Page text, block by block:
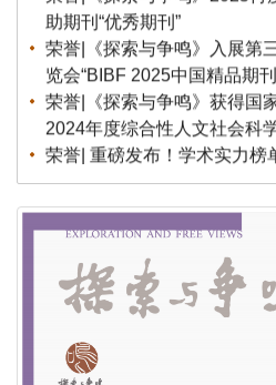
助期刊“优秀期刊”
荣誉|《探索与争鸣》入展第
览会“BIBF 2025中国精品期
荣誉|《探索与争鸣》获得国
2024年度综合性人文社会科
荣誉| 重磅发布！学术实力榜
拟表彰对象的公示！